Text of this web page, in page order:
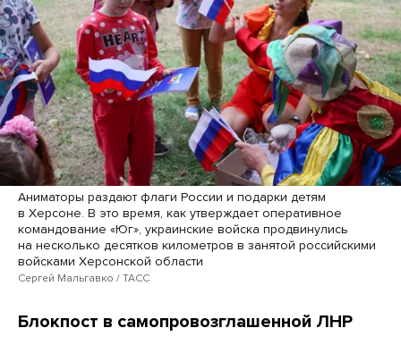
Аниматоры раздают флаги России и подарки детям
в Херсоне. В это время, как утверждает оперативное
командование «Юг», украинские войска продвинулись
на несколько десятков километров в занятой российскими
войсками Херсонской области
Сергей Мальгавко / ТАСС
Блокпост в самопровозглашенной ЛНР